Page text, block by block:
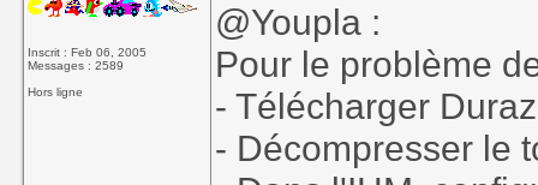
Inscrit : Feb 06, 2005
Messages : 2589
Hors ligne
@Youpla :
Pour le problème
- Télécharger
- Décompresser le